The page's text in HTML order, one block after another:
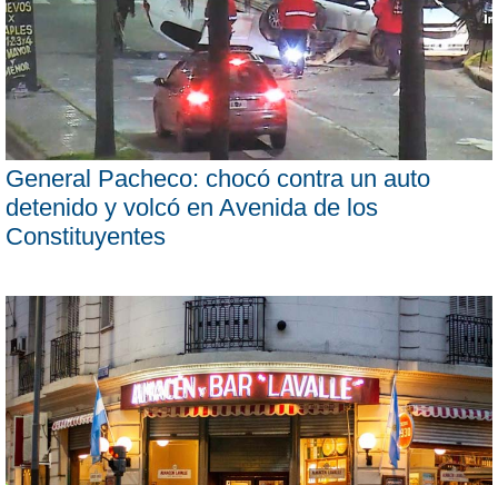
General Pacheco: chocó contra un auto
detenido y volcó en Avenida de los
Constituyentes